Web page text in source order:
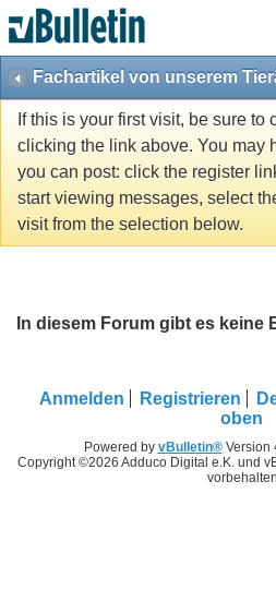
Fachartikel von unserem
If this is your first visit, be sure to
clicking the link above. You may
you can post: click the register
start viewing messages, select
visit from the selection below.
In diesem Forum gibt es keine
Anmelden Registrieren
oben
Powered by vBulletin®Version
Copyright ©2026 Adduco Digital e.K. und
vorbehalten.